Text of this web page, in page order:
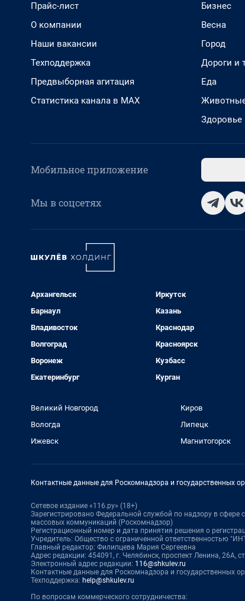
Прайс-лист
О компании
Наши вакансии
Техподдержка
Предвыборная агитация
Статистика канала в MAX
Бизнес
Весна
Город
Дороги и
Еда
Здоровье
Мобильное приложение
Мы в соцсетях
Архангельск
Барнаул
Владивосток
Волгоград
Воронеж
Екатеринбург
Иркутск
Казань
Краснодар
Красноярск
Кузбасс
Курган
Великий Новгород
Вологда
Ижевск
Киров
Липецк
Магнитогорск
Контактные данные для Роскомнадзора и государственных
Сетевое издание «116.ру» (18+)
Зарегистрировано Федеральной службой по надзору в сфере
массовых коммуникаций (Роскомнадзор)
Регистрационный номер и дата принятия решения о
Учредитель: Общество с ограниченной ответственностью
Главный редактор: Филипцева Мария Сергеевна
Адрес редакции: 454091, г. Челябинск, проспект Ленина, 26А,
Электронный адрес редакции: 116@shkulev.ru
Контактные данные для Роскомнадзора и государственных
Техподдержка: help@shkulev.ru
По вопросам коммерческого сотрудничества: